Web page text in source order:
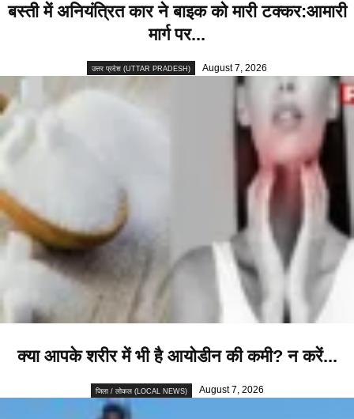
बस्ती में अनियंत्रित कार ने बाइक को मारी टक्कर:आमारी
मार्ग पर...
उत्तर प्रदेश (UTTAR PRADESH) August 7, 2026
क्या आपके शरीर में भी है आयोडीन की कमी? न करें...
जिला / लोकल (LOCAL NEWS) August 7, 2026